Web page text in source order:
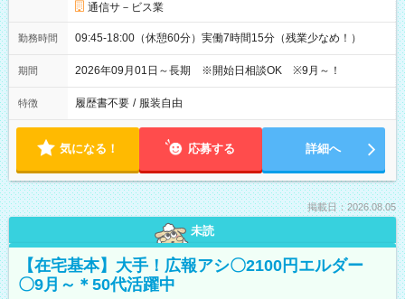
通信サ－ビス業
勤務時間 09:45-18:00（休憩60分）実働7時間15分（残業少なめ！）
期間 2026年09月01日～長期 ※開始日相談OK ※9月～！
特徴 履歴書不要 / 服装自由
気になる！ 応募する 詳細へ
掲載日：2026.08.05
未読
【在宅基本】大手！広報アシ〇2100円エルダー
〇9月～＊50代活躍中